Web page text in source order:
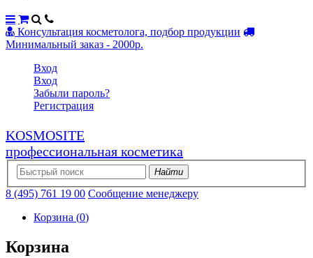
Консультация косметолога, подбор продукции
Минимальный заказ - 2000р.
Вход
Вход
Забыли пароль?
Регистрация
KOSMOSITE
профессиональная косметика
Найти
8 (495) 761 19 00 Сообщение менеджеру
Корзина (0)
Корзина